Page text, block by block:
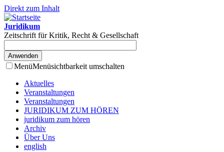
Direkt zum Inhalt
Juridikum
Zeitschrift für Kritik, Recht & Gesellschaft
MenüMenüsichtbarkeit umschalten
Aktuelles
Veranstaltungen
Veranstaltungen
JURIDIKUM ZUM HÖREN
juridikum zum hören
Archiv
Über Uns
english